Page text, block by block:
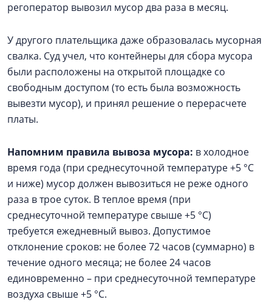
регоператор вывозил мусор два раза в месяц.
У другого плательщика даже образовалась мусорная
свалка. Суд учел, что контейнеры для сбора мусора
были расположены на открытой площадке со
свободным доступом (то есть была возможность
вывезти мусор), и принял решение о перерасчете
платы.
Напомним правила вывоза мусора: в холодное
время года (при среднесуточной температуре +5 °C
и ниже) мусор должен вывозиться не реже одного
раза в трое суток. В теплое время (при
среднесуточной температуре свыше +5 °C)
требуется ежедневный вывоз. Допустимое
отклонение сроков: не более 72 часов (суммарно) в
течение одного месяца; не более 24 часов
единовременно – при среднесуточной температуре
воздуха свыше +5 °C.